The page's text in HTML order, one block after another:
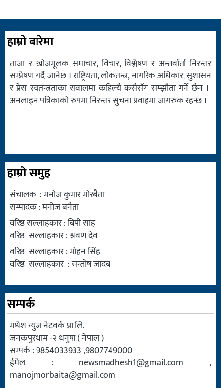
हाम्रो बारेमा
ताजा र खोजमूलक समाचार, विचार, विश्लेषण र अन्तर्वार्ता निरन्तर
सम्प्रेषण गर्दै जानेछ । राष्ट्रियता, लोकतन्त्र, नागरिक अधिकार, सुशासन
र प्रेस स्वतन्त्रताका सवालमा कहिल्यै कसैसँग सम्झौता गर्ने छैन ।
अनलाइन पत्रिकाको रुपमा निरन्तर सुचना प्रवाहमा जागरुक रहन्छ ।
हाम्रो समुह
संचालक : मनोज कुमार मोरबैता
सम्पादक : मनोज बनैता
वरिष्ठ सल्लाहकार : बिपी साह
वरिष्ठ सल्लाहकार : श्रवण देव
वरिष्ठ सल्लाहकार : मोहन सिंह
वरिष्ठ सल्लाहकार : सन्तोष जादब
सम्पर्क
मधेश न्युज नेटवर्क प्रा.लि.
जनकपुरधाम -२ धनुषा ( नेपाल )
सम्पर्क : 9854033933 ,9807749000
ईमेल : newsmadhesh1@gmail.com ,
manojmorbaita@gmail.com